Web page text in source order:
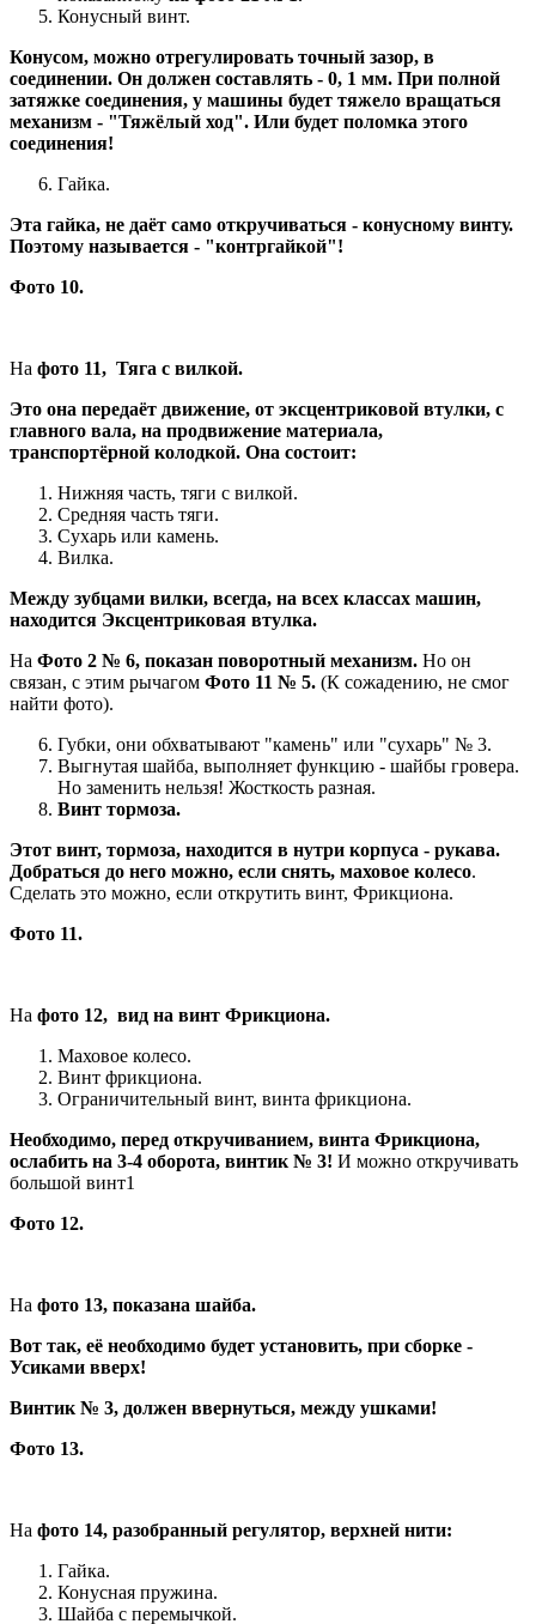
Конусный винт.
Конусом, можно отрегулировать точный зазор, в
соединении. Он должен составлять - 0, 1 мм. При полной
затяжке соединения, у машины будет тяжело вращаться
механизм - "Тяжёлый ход". Или будет поломка этого
соединения!
Гайка.
Эта гайка, не даёт само откручиваться - конусному винту.
Поэтому называется - "контргайкой"!
Фото 10.
На фото 11, Тяга с вилкой.
Это она передаёт движение, от эксцентриковой втулки, с
главного вала, на продвижение материала,
транспортёрной колодкой. Она состоит:
Нижняя часть, тяги с вилкой.
Средняя часть тяги.
Сухарь или камень.
Вилка.
Между зубцами вилки, всегда, на всех классах машин,
находится Эксцентриковая втулка.
На Фото 2 № 6, показан поворотный механизм. Но он
связан, с этим рычагом Фото 11 № 5. (К сожадению, не смог
найти фото).
Губки, они обхватывают "камень" или "сухарь" № 3.
Выгнутая шайба, выполняет функцию - шайбы гровера.
Но заменить нельзя! Жосткость разная.
Винт тормоза.
Этот винт, тормоза, находится в нутри корпуса - рукава.
Добраться до него можно, если снять, маховое колесо.
Сделать это можно, если открутить винт, Фрикциона.
Фото 11.
На фото 12, вид на винт Фрикциона.
Маховое колесо.
Винт фрикциона.
Ограничительный винт, винта фрикциона.
Необходимо, перед откручиванием, винта Фрикциона,
ослабить на 3-4 оборота, винтик № 3! И можно откручивать
большой винт1
Фото 12.
На фото 13, показана шайба.
Вот так, её необходимо будет установить, при сборке -
Усиками вверх!
Винтик № 3, должен ввернуться, между ушками!
Фото 13.
На фото 14, разобранный регулятор, верхней нити:
Гайка.
Конусная пружина.
Шайба с перемычкой.